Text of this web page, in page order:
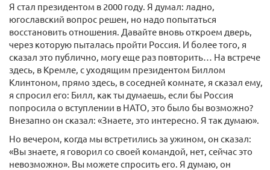
Я стал президентом в 2000 году. Я думал: ладно,
югославский вопрос решен, но надо попытаться
восстановить отношения. Давайте вновь откроем дверь,
через которую пыталась пройти Россия. И более того, я
сказал это публично, могу еще раз повторить… На встрече
здесь, в Кремле, с уходящим президентом Биллом
Клинтоном, прямо здесь, в соседней комнате, я сказал ему,
я спросил его: Билл, как ты думаешь, если бы Россия
попросила о вступлении в НАТО, это было бы возможно?
Внезапно он сказал: «Знаете, это интересно. Я так думаю».
Но вечером, когда мы встретились за ужином, он сказал:
«Вы знаете, я говорил со своей командой, нет, сейчас это
невозможно». Вы можете спросить его. Я думаю, он